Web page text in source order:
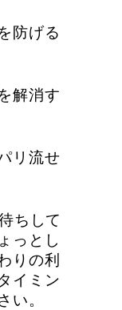
防げる
解消す
リ流せ
ちして
っとし
りの利
イミン
。